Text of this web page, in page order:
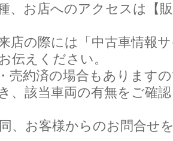
、お店へのアクセスは【
店の際には「中古車情報
伝えください。
売約済の場合もあります
、該当車両の有無をご確
、お客様からのお問合せ